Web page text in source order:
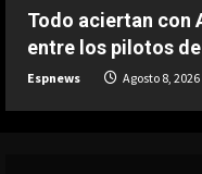
una
Todo aciertan con
entre los pilotos
Espnews Agosto 8, 2026